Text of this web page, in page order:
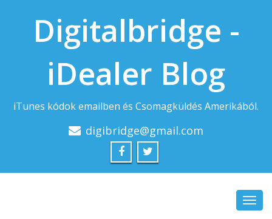
Digitalbridge -
iDealer Blog
iTunes kódok emailben és Csomagküldés Amerikából.
digibridge@gmail.com